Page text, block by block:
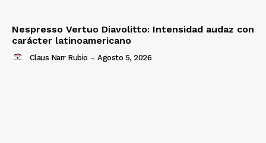
Nespresso Vertuo Diavolitto: Intensidad audaz con
carácter latinoamericano
Claus Narr Rubio - Agosto 5, 2026